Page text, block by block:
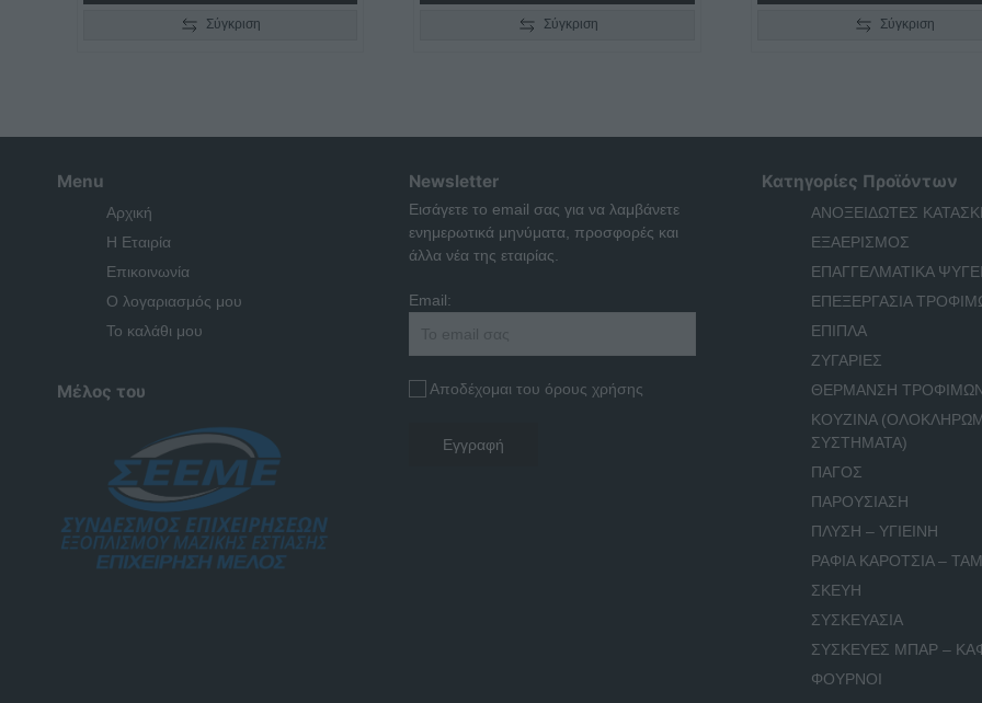
Σύγκριση Σύγκριση Σύγκριση
Menu
Αρχική
Η Εταιρία
Επικοινωνία
Ο λογαριασμός μου
Το καλάθι μου
Μέλος του
Newsletter
Εισάγετε το email σας για να λαμβάνετε
ενημερωτικά μηνύματα, προσφορές και
άλλα νέα της εταιρίας.
Email:
Αποδέχομαι του όρους χρήσης
Κατηγορίες Προϊόντων
ΑΝΟΞΕΙΔΩΤΕΣ
ΕΞΑΕΡΙΣΜΟΣ
ΕΠΑΓΓΕΛΜΑΤΙΚΑ
ΕΠΕΞΕΡΓΑΣΙΑ
ΕΠΙΠΛΑ
ΖΥΓΑΡΙΕΣ
ΘΕΡΜΑΝΣΗ
ΚΟΥΖΙΝΑ
ΣΥΣΤΗΜΑΤΑ)
ΠΑΓΟΣ
ΠΑΡΟΥΣΙΑΣΗ
ΠΛΥΣΗ – ΥΓΙΕΙΝΗ
ΡΑΦΙΑ ΚΑΡΟΤΣΙΑ –
ΣΚΕΥΗ
ΣΥΣΚΕΥΑΣΙΑ
ΣΥΣΚΕΥΕΣ ΜΠΑΡ –
ΦΟΥΡΝΟΙ